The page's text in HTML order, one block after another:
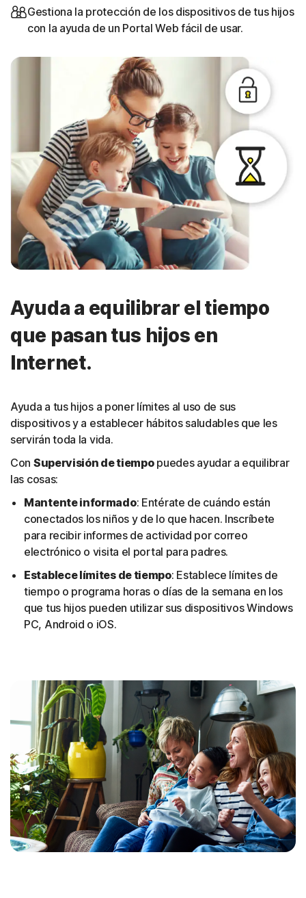
Gestiona la protección de los dispositivos de tus hijos
con la ayuda de un Portal Web fácil de usar.
Ayuda a equilibrar el tiempo
que pasan tus hijos en
Internet.
Ayuda a tus hijos a poner límites al uso de sus
dispositivos y a establecer hábitos saludables que les
servirán toda la vida.
Con Supervisión de tiempopuedes ayudar a equilibrar
las cosas:
Mantente informado: Entérate de cuándo están
conectados los niños y de lo que hacen. Inscríbete
para recibir informes de actividad por correo
electrónico o visita el portal para padres.
Establece límites de tiempo: Establece límites de
tiempo o programa horas o días de la semana en los
que tus hijos pueden utilizar sus dispositivos Windows
PC, Android o iOS.